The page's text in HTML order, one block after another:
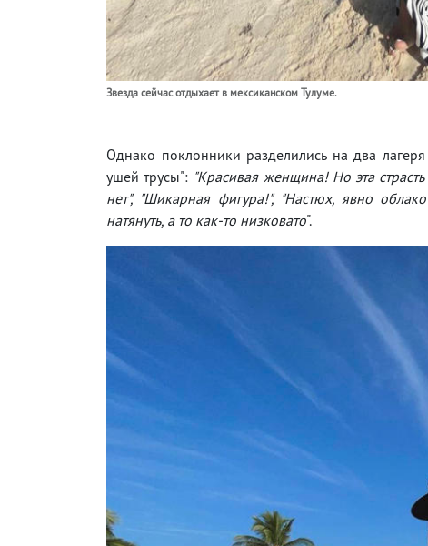
Звезда сейчас отдыхает в мексиканском Тулуме.
Однако поклонники разделились на два
ушей трусы": "Красивая женщина! Но эта
нет", "Шикарная фигура!", "Настюх, явно
натянуть, а то как-то низковато".